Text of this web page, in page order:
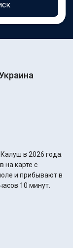
в 2026 года.
на карте с
и прибывают в
10 минут.